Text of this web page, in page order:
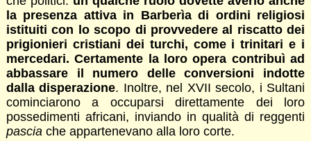
la presenza attiva in Barberìa di ordini religiosi
istituiti con lo scopo di provvedere al riscatto dei
prigionieri cristiani dei turchi, come i trinitari e i
mercedari. Certamente la loro opera contribuì ad
abbassare il numero delle conversioni indotte
dalla disperazione. Inoltre, nel XVII secolo, i Sultani
cominciarono a occuparsi direttamente dei loro
possedimenti africani, inviando in qualità di reggenti
pasciache appartenevano alla loro corte.